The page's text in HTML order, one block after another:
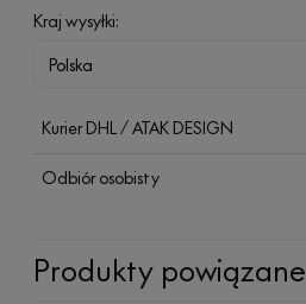
Kraj wysyłki:
Kurier DHL / ATAK DESIGN
Odbiór osobisty
Produkty powiązane